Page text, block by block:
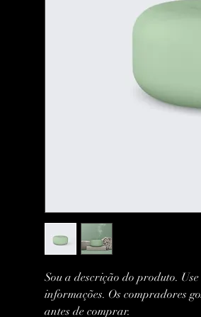
Sou a descrição do produto.
informações. Os compradores
antes de comprar.